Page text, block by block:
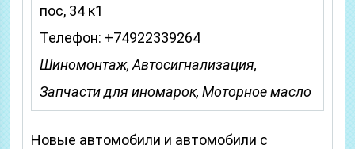
пос, 34 к1
Телефон: +74922339264
Шиномонтаж, Автосигнализация,
Запчасти для иномарок, Моторное масло
Новые автомобили и автомобили с